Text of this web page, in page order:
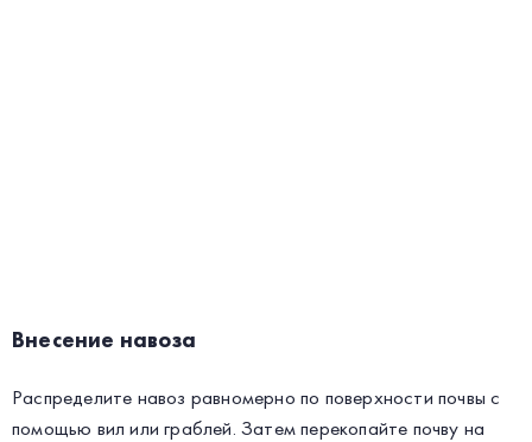
Внесение навоза
Распределите навоз равномерно по поверхности почвы с
помощью вил или граблей. Затем перекопайте почву на